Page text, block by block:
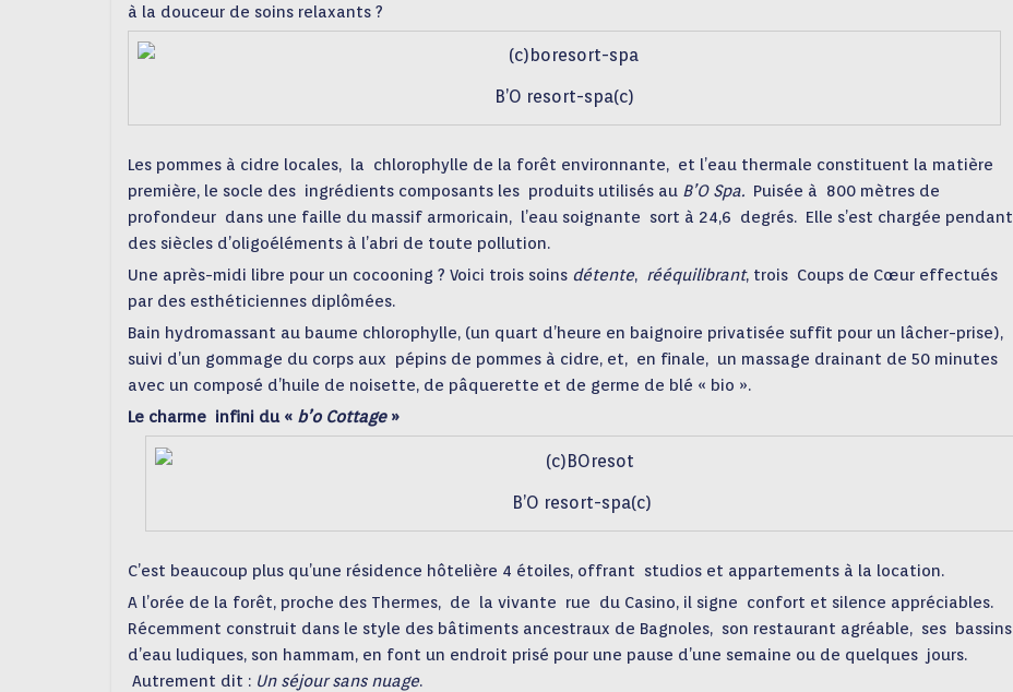
à la douceur de soins relaxants ?
B’O resort-spa(c)
Les pommes à cidre locales, la chlorophylle de la forêt environnante, et l’eau thermale constituent la matière
première, le socle des ingrédients composants les produits utilisés au B’O Spa. Puisée à 800 mètres de
profondeur dans une faille du massif armoricain, l’eau soignante sort à 24,6 degrés. Elle s’est chargée pendant
des siècles d’oligoéléments à l’abri de toute pollution.
Une après-midi libre pour un cocooning ? Voici trois soins détente, rééquilibrant, trois Coups de Cœur effectués
par des esthéticiennes diplômées.
Bain hydromassant au baume chlorophylle, (un quart d’heure en baignoire privatisée suffit pour un lâcher-prise),
suivi d’un gommage du corps aux pépins de pommes à cidre, et, en finale, un massage drainant de 50 minutes
avec un composé d’huile de noisette, de pâquerette et de germe de blé « bio ».
Le charme infini du « b’o Cottage»
B’O resort-spa(c)
C’est beaucoup plus qu’une résidence hôtelière 4 étoiles, offrant studios et appartements à la location.
A l’orée de la forêt, proche des Thermes, de la vivante rue du Casino, il signe confort et silence appréciables.
Récemment construit dans le style des bâtiments ancestraux de Bagnoles, son restaurant agréable, ses bassins
d’eau ludiques, son hammam, en font un endroit prisé pour une pause d’une semaine ou de quelques jours.
Autrement dit : Un séjour sans nuage.